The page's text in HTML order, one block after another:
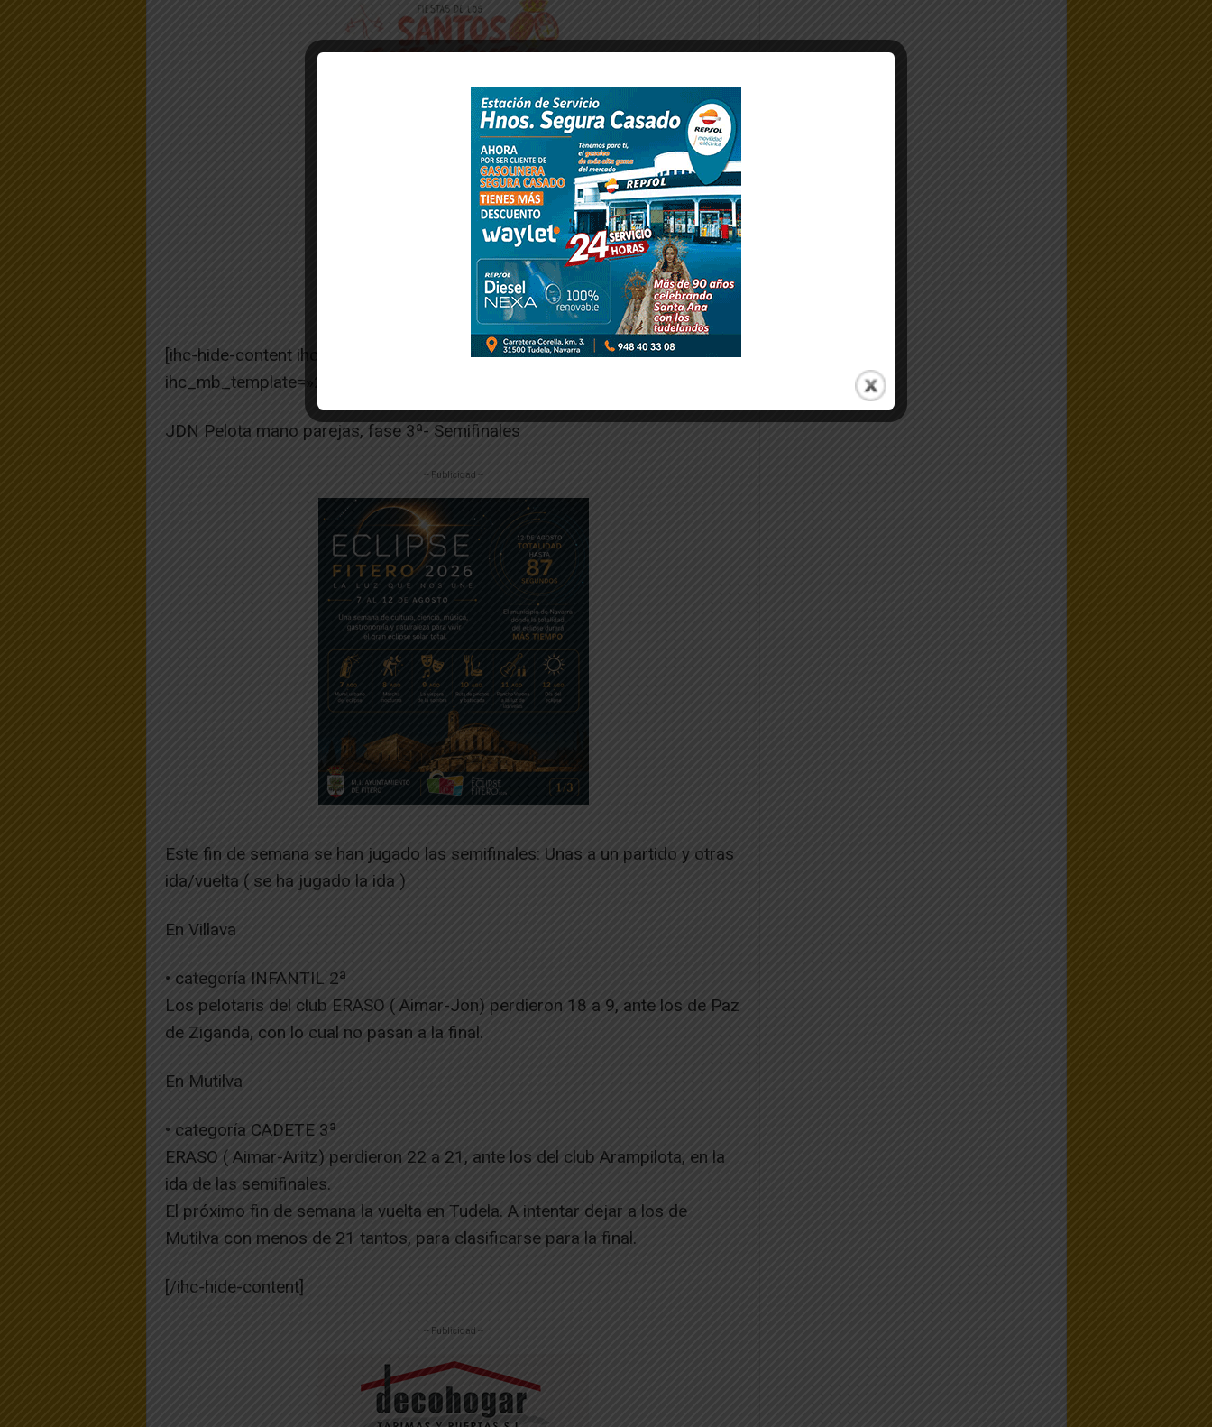
[ihc-hide-content ihc_mb_type=»show» ihc_mb_who=»4,5,6,7,8,9″
ihc_mb_template=»2″ ]
JDN Pelota mano parejas, fase 3ª- Semifinales
-- Publicidad --
Este fin de semana se han jugado las semifinales: Unas a un partido y otras
ida/vuelta ( se ha jugado la ida )
En Villava
• categoría INFANTIL 2ª
Los pelotaris del club ERASO ( Aimar-Jon) perdieron 18 a 9, ante los de Paz
de Ziganda, con lo cual no pasan a la final.
En Mutilva
• categoría CADETE 3ª
ERASO ( Aimar-Aritz) perdieron 22 a 21, ante los del club Arampilota, en la
ida de las semifinales.
El próximo fin de semana la vuelta en Tudela. A intentar dejar a los de
Mutilva con menos de 21 tantos, para clasificarse para la final.
[/ihc-hide-content]
-- Publicidad --